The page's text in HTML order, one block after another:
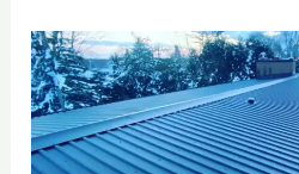
Protection
Maximale
:
Les